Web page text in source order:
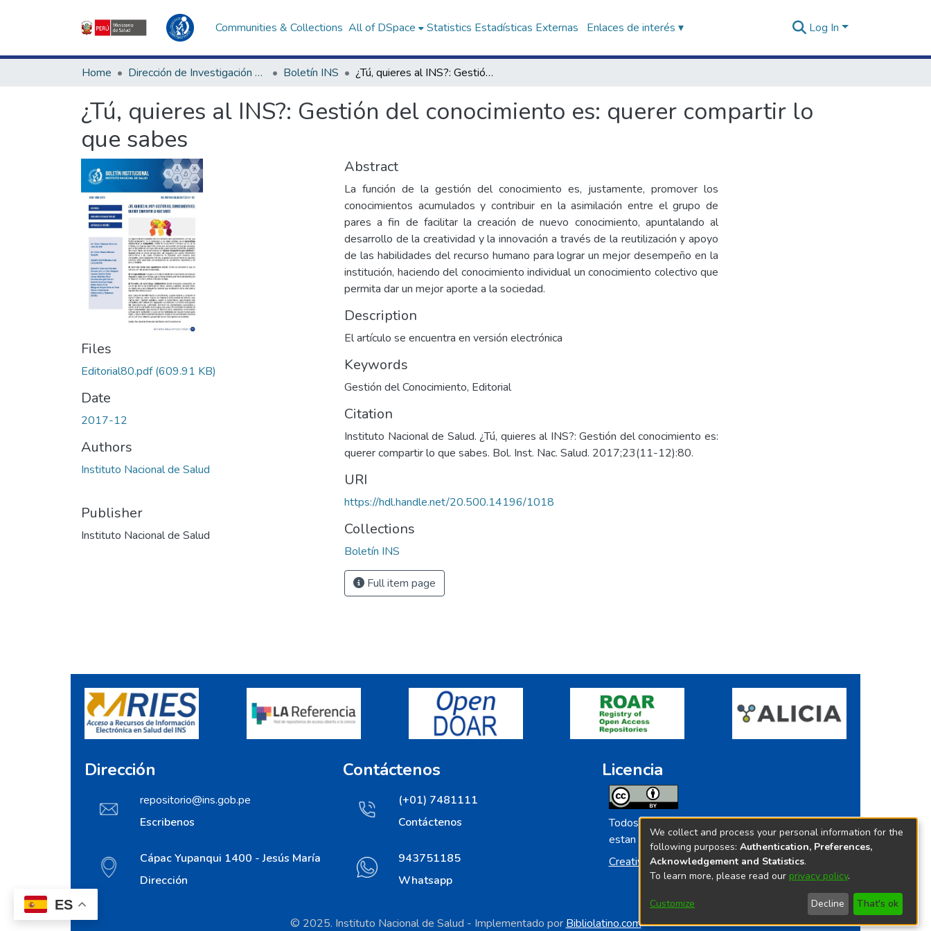
ES
Communities & Collections All of DSpace Statistics Estadísticas Externas Enlaces de interés ▾ Log In
Home Dirección de Investigación e Innovación en Salud Boletín INS ¿Tú, quieres al INS?: Gestión del conocimiento es: querer compartir lo que sabes
¿Tú, quieres al INS?: Gestión del conocimiento es: querer compartir lo
que sabes
Files
Editorial80.pdf(609.91 KB)
Date
2017-12
Authors
Instituto Nacional de Salud
Publisher
Instituto Nacional de Salud
Abstract
La función de la gestión del conocimiento es, justamente, promover los
conocimientos acumulados y contribuir en la asimilación entre el grupo de
pares a fin de facilitar la creación de nuevo conocimiento, apuntalando al
desarrollo de la creatividad y la innovación a través de la reutilización y apoyo
de las habilidades del recurso humano para lograr un mejor desempeño en la
institución, haciendo del conocimiento individual un conocimiento colectivo que
permita dar un mejor aporte a la sociedad.
Description
El artículo se encuentra en versión electrónica
Keywords
Gestión del Conocimiento, Editorial
Citation
Instituto Nacional de Salud. ¿Tú, quieres al INS?: Gestión del conocimiento es:
querer compartir lo que sabes. Bol. Inst. Nac. Salud. 2017;23(11-12):80.
URI
https://hdl.handle.net/20.500.14196/1018
Collections
Boletín INS
Full item page
Dirección
repositorio@ins.gob.pe
Escribenos
Cápac Yupanqui 1400 - Jesús María
Dirección
Contáctenos
(+01) 7481111
Contáctenos
943751185
Whatsapp
Licencia
Todos los contenidos de repositorio.ins.gob.pe
estan licenciados bajo
Creative Commoms License
© 2025. Instituto Nacional de Salud - Implementado por Bibliolatino.com
We collect and process your personal information for the
following purposes: Authentication, Preferences,
Acknowledgement and Statistics.
To learn more, please read our privacy policy.
Customize Decline That's ok